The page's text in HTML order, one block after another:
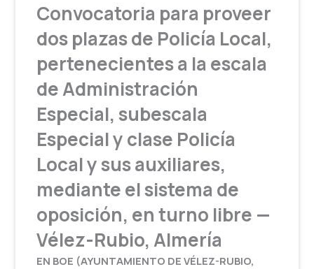
Convocatoria para proveer
dos plazas de Policía Local,
pertenecientes a la escala
de Administración
Especial, subescala
Especial y clase Policía
Local y sus auxiliares,
mediante el sistema de
oposición, en turno libre —
Vélez-Rubio, Almería
EN BOE (AYUNTAMIENTO DE VÉLEZ-RUBIO,